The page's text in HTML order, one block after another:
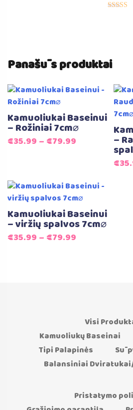
Panašūs produktai
Kamuoliukai Baseinui
– Rožiniai 7cm⌀
€35.99 – €79.99 –
€
Kamuoliukai Baseinui
– viržių spalvos 7cm⌀
€35.99 – €79.99
Visi
Kamuoliukų Baseinai
Tipi Palapinės
Balansiniai
Pristatymo